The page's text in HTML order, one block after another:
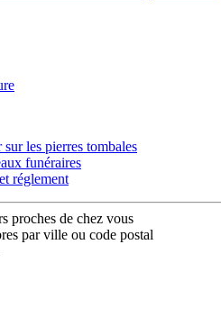
les pierres tombales
funéraires
réglement
proches de chez vous
par ville ou code postal